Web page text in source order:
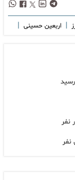
| اربعین حسینی |